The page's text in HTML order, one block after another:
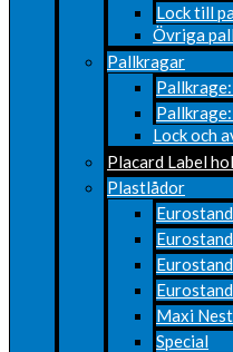
Lock till
Övriga
Pallkragar
Lock och
Placard Label
Plastlådor
Maxi Nest
Special